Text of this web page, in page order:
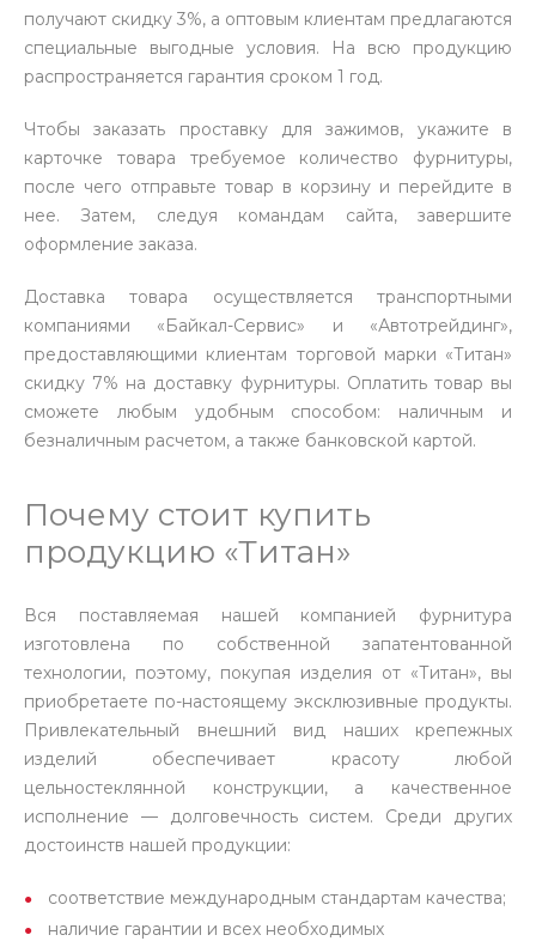
получают скидку 3%, а оптовым клиентам предлагаются
специальные выгодные условия. На всю продукцию
распространяется гарантия сроком 1 год.
Чтобы заказать проставку для зажимов, укажите в
карточке товара требуемое количество фурнитуры,
после чего отправьте товар в корзину и перейдите в
нее. Затем, следуя командам сайта, завершите
оформление заказа.
Доставка товара осуществляется транспортными
компаниями «Байкал-Сервис» и «Автотрейдинг»,
предоставляющими клиентам торговой марки «Титан»
скидку 7% на доставку фурнитуры. Оплатить товар вы
сможете любым удобным способом: наличным и
безналичным расчетом, а также банковской картой.
Почему стоит купить
продукцию «Титан»
Вся поставляемая нашей компанией фурнитура
изготовлена по собственной запатентованной
технологии, поэтому, покупая изделия от «Титан», вы
приобретаете по-настоящему эксклюзивные продукты.
Привлекательный внешний вид наших крепежных
изделий обеспечивает красоту любой
цельностеклянной конструкции, а качественное
исполнение — долговечность систем. Среди других
достоинств нашей продукции:
соответствие международным стандартам качества;
наличие гарантии и всех необходимых